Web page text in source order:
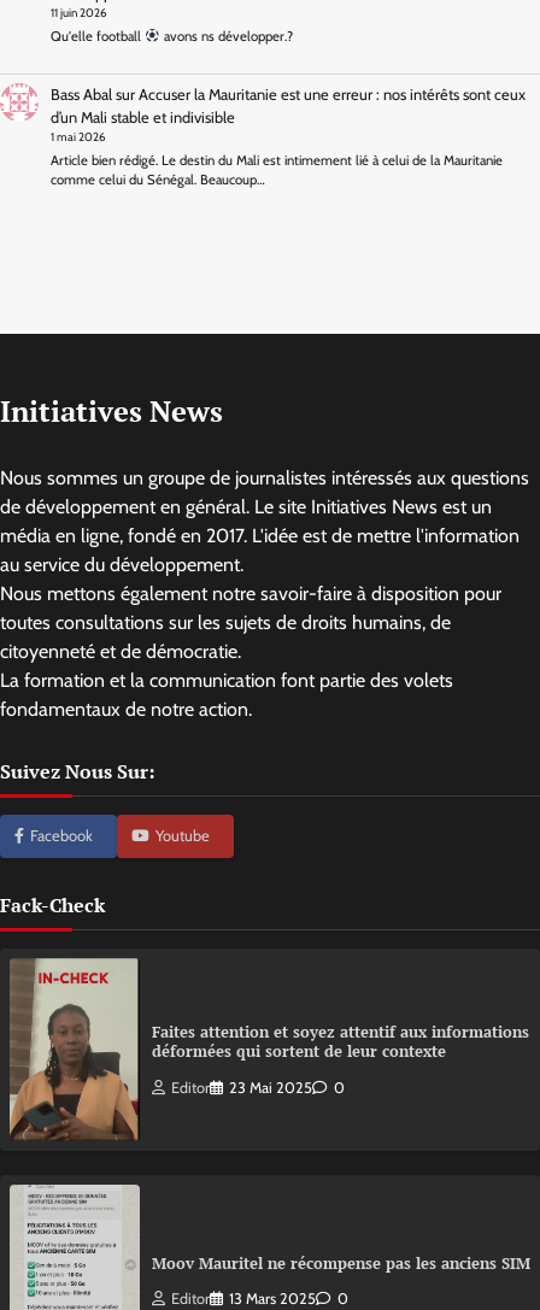
11 juin 2026
Qu'elle football avons ns développer.?
Bass Abal sur Accuser la Mauritanie est une erreur : nos intérêts sont ceux
d’un Mali stable et indivisible
1 mai 2026
Article bien rédigé. Le destin du Mali est intimement lié à celui de la Mauritanie
comme celui du Sénégal. Beaucoup…
Initiatives News
Nous sommes un groupe de journalistes intéressés aux questions
de développement en général. Le site Initiatives News est un
média en ligne, fondé en 2017. L'idée est de mettre l'information
au service du développement.
Nous mettons également notre savoir-faire à disposition pour
toutes consultations sur les sujets de droits humains, de
citoyenneté et de démocratie.
La formation et la communication font partie des volets
fondamentaux de notre action.
Suivez Nous Sur:
Facebook Youtube
Fack-Check
Faites attention et soyez attentif aux informations
déformées qui sortent de leur contexte
Editor 23 Mai 2025 0
Moov Mauritel ne récompense pas les anciens SIM
Editor 13 Mars 2025 0